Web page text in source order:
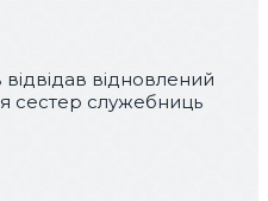
відновлений
сестер служебниць